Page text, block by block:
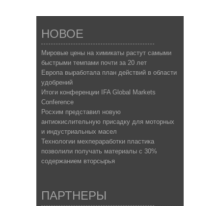
НОВОЕ
Мировые цены на химикаты растут самыми
быстрыми темпами почти за 20 лет
Европа выработала план действий в области
удобрений
Итоги конференции IFA Global Markets
Conference
Росхим представил новую
антиокислительную присадку для моторных
и индустриальных масел
Технологии мехпераработки пластика
позволили получать материалы с 30%
содержанием вторсырья
ПАРТНЕРЫ